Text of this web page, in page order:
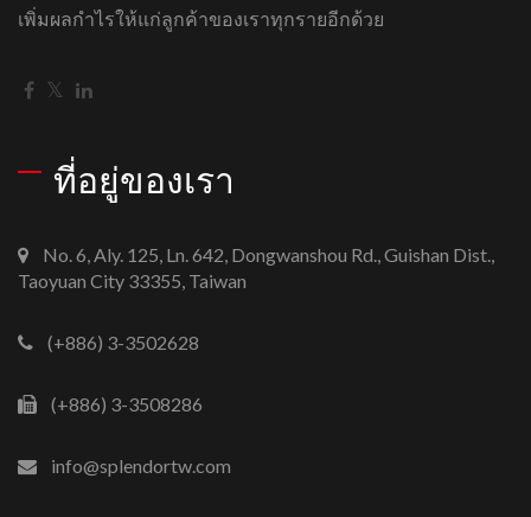
เพิ่มผลกำไรให้แก่ลูกค้าของเราทุกรายอีกด้วย
ที่อยู่ของเรา
No. 6, Aly. 125, Ln. 642, Dongwanshou Rd., Guishan Dist.,
Taoyuan City 33355, Taiwan
(+886) 3-3502628
(+886) 3-3508286
info@splendortw.com